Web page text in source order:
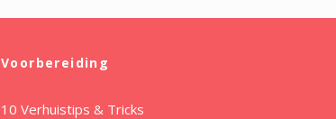
Voorbereiding
10 Verhuistips & Tricks